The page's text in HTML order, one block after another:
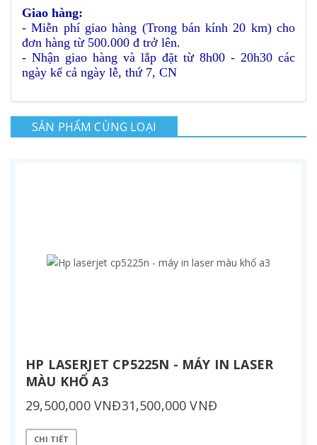
Giao hàng:
- Miễn phí giao hàng (Trong bán kính 20 km) cho
đơn hàng từ 500.000 đ trở lên.
- Nhận giao hàng và lắp đặt từ 8h00 - 20h30 các
ngày kể cả ngày lễ, thứ 7, CN
SẢN PHẨM CÙNG LOẠI
HP LASERJET CP5225N - MÁY IN LASER
MÀU KHỔ A3
29,500,000 VNĐ31,500,000 VNĐ
CHI TIẾT